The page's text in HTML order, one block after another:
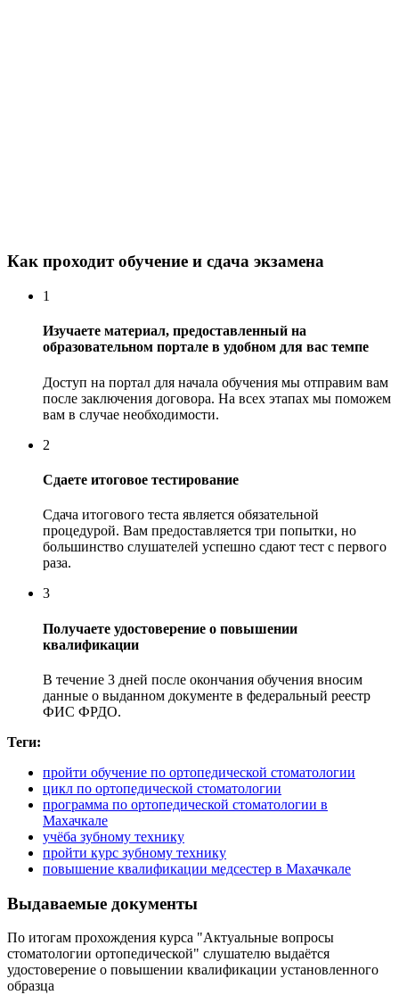
Как проходит обучение и сдача экзамена
1
Изучаете материал, предоставленный на
образовательном портале в удобном для вас темпе
Доступ на портал для начала обучения мы отправим вам
после заключения договора. На всех этапах мы поможем
вам в случае необходимости.
2
Сдаете итоговое тестирование
Сдача итогового теста является обязательной
процедурой. Вам предоставляется три попытки, но
большинство слушателей успешно сдают тест с первого
раза.
3
Получаете удостоверение о повышении
квалификации
В течение 3 дней после окончания обучения вносим
данные о выданном документе в федеральный реестр
ФИС ФРДО.
Теги:
пройти обучение по ортопедической стоматологии
цикл по ортопедической стоматологии
программа по ортопедической стоматологии в
Махачкале
учёба зубному технику
пройти курс зубному технику
повышение квалификации медсестер в Махачкале
Выдаваемые документы
По итогам прохождения курса "Актуальные вопросы
стоматологии ортопедической" слушателю выдаётся
удостоверение о повышении квалификации установленного
образца